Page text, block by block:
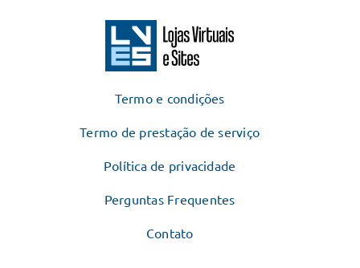
Termo e condições
Termo de prestação de serviço
Política de privacidade
Perguntas Frequentes
Contato